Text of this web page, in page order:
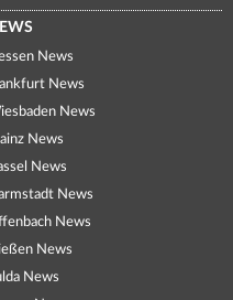
News
News
News
News
News
News
News
News
News